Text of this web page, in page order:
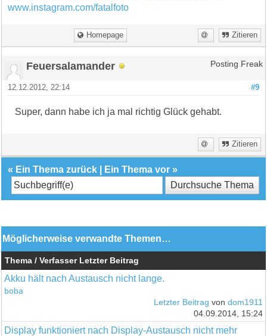
www.instagram.com/fatalfoto
Homepage Zitieren
Feuersalamander Posting Freak
#9
12.12.2012, 22:14
Super, dann habe ich ja mal richtig Glück gehabt.
Zitieren
« Ein Thema zurück Ein Thema vor »
Möglicherweise verwandte Themen…
Thema / Verfasser Letzter Beitrag
Akku hält nach Austausch nicht lange.
boba
Letzter Beitrag von dom1911
04.09.2014, 15:24
Display funktioniert nach Display-Austausch nicht mehr